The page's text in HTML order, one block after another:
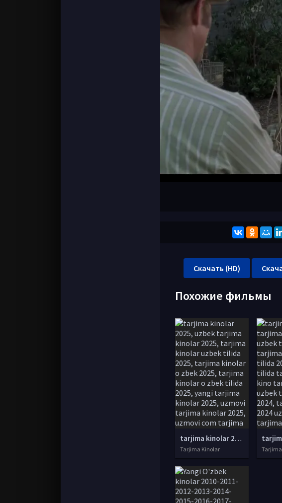
Скачать (HD)
Похожие фильмы
tarjima kinolar 2025, uzbek tarjima kinolar 2025, tarjima kinolar uzbek tilida 2025, tarjima kinolar o zbek 2025, tarjima kinolar o zbek tilida 2025, yangi tarjima kinolar 2025, uzmovi tarjima kinolar 2025, uzmovi com tarjima kinolar 2025, uzbekcha t
Tarjima Kinolar